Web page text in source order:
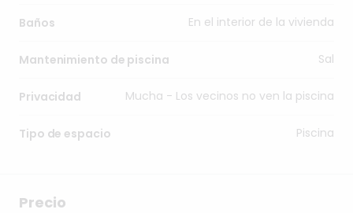
Baños En el interior de la vivienda
Mantenimiento de piscina Sal
Privacidad Mucha - Los vecinos no ven la piscina
Tipo de espacio Piscina
Precio